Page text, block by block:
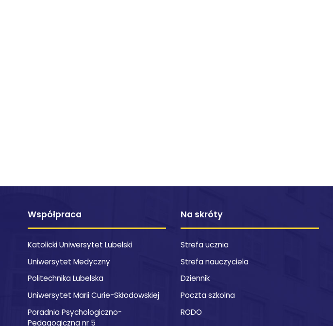
Współpraca
Katolicki Uniwersytet Lubelski
Uniwersytet Medyczny
Politechnika Lubelska
Uniwersytet Marii Curie-Skłodowskiej
Poradnia Psychologiczno-
Pedagogiczna nr 5
Na skróty
Strefa ucznia
Strefa nauczyciela
Dziennik
Poczta szkolna
RODO